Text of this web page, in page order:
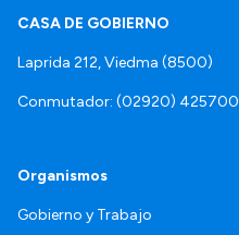
CASA DE GOBIERNO
Laprida 212, Viedma (8500)
Conmutador: (02920) 425700
Organismos
Gobierno y Trabajo